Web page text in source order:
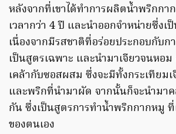
หลังจากที่เขาได้ทำการผลิตน้ำพริกกา
เวลากว่า 4 ปี และนำออกจำหน่ายซึ่งเ
เนื่องจากมีรสชาติที่อร่อยประกอบกับ
เป็นสูตรเฉพาะ และนำมาเจียวจนหอ
เคล้ากับซอสผสม ซึ่งจะมีทั้งกระเทียม
และพริกที่นำมาผัด จากนั้นก็จะนำมาค
กัน ซึ่งเป็นสูตรการทำน้ำพริกกากหมู
ของตนเอง